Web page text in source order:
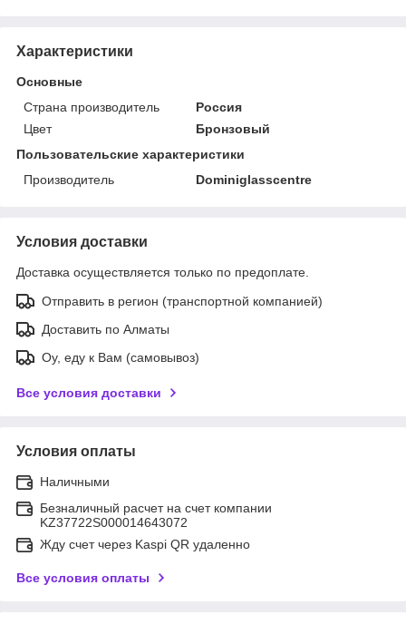
Характеристики
Основные
Страна производитель
Россия
Цвет
Бронзовый
Пользовательские характеристики
Производитель
Dominiglasscentre
Условия доставки
Доставка осуществляется только по предоплате.
Отправить в регион (транспортной компанией)
Доставить по Алматы
Оу, еду к Вам (самовывоз)
Все условия доставки
Условия оплаты
Наличными
Безналичный расчет на счет компании
KZ37722S000014643072
Жду счет через Kaspi QR удаленно
Все условия оплаты